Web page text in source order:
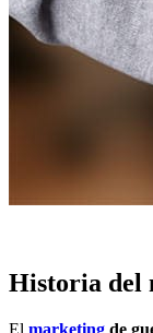
Historia del
El marketing de